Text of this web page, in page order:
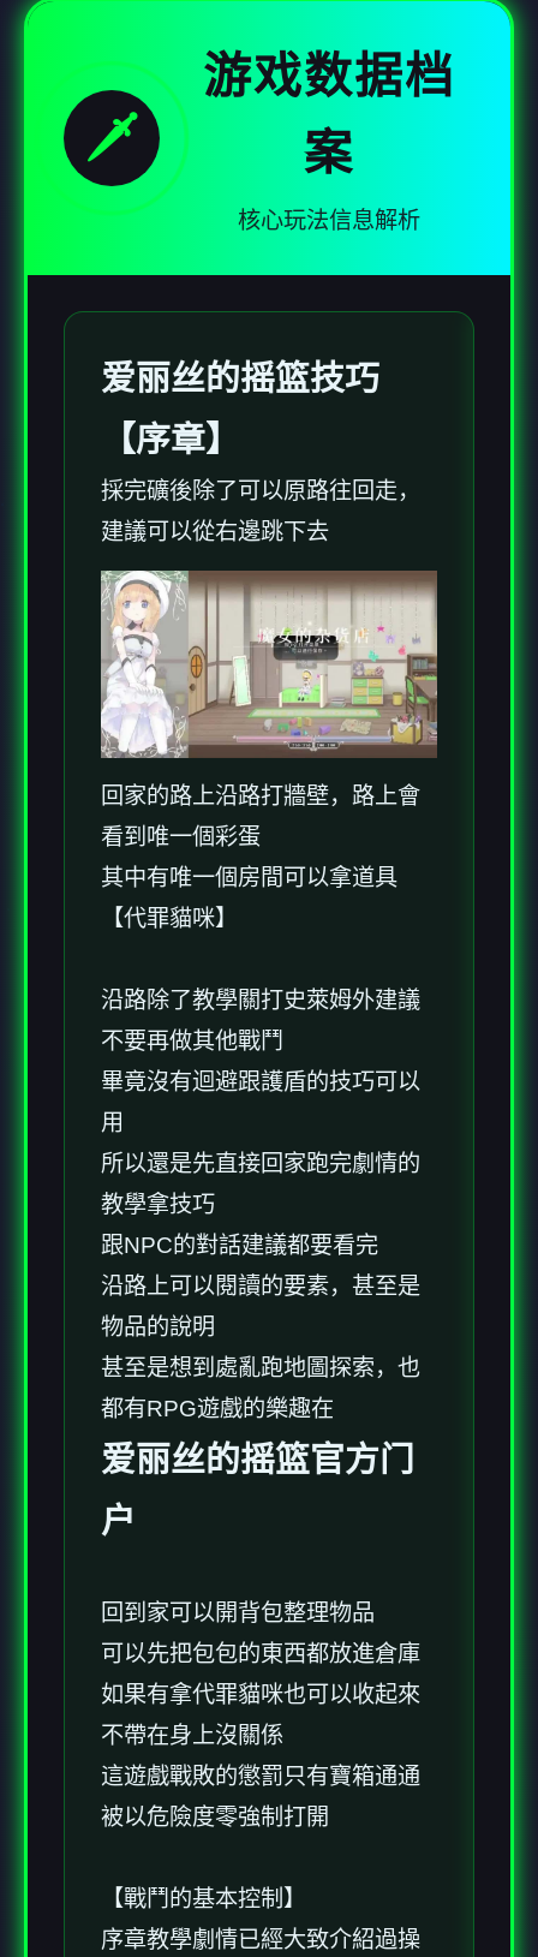
🗡️
游戏数据档
案
核心玩法信息解析
爱丽丝的摇篮技巧
【序章】
採完礦後除了可以原路往回走，
建議可以從右邊跳下去
回家的路上沿路打牆壁，路上會
看到唯一個彩蛋
其中有唯一個房間可以拿道具
【代罪貓咪】
沿路除了教學關打史萊姆外建議
不要再做其他戰鬥
畢竟沒有迴避跟護盾的技巧可以
用
所以還是先直接回家跑完劇情的
教學拿技巧
跟NPC的對話建議都要看完
沿路上可以閱讀的要素，甚至是
物品的說明
甚至是想到處亂跑地圖探索，也
都有RPG遊戲的樂趣在
爱丽丝的摇篮官方门
户
回到家可以開背包整理物品
可以先把包包的東西都放進倉庫
如果有拿代罪貓咪也可以收起來
不帶在身上沒關係
這遊戲戰敗的懲罰只有寶箱通通
被以危險度零強制打開
【戰鬥的基本控制】
序章教學劇情已經大致介紹過操